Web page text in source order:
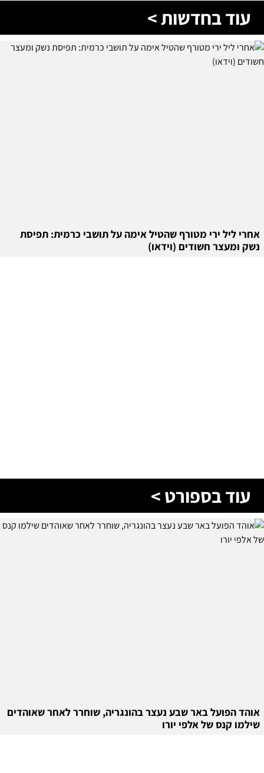
עוד בחדשות >
אחרי ליל ירי מטורף שהטיל אימה על תושבי כרמית: תפיסת
נשק ומעצר חשודים (וידאו)
עוד בספורט >
אוהד הפועל באר שבע נעצר בהונגריה, שוחרר לאחר שאוהדים
שילמו קנס של אלפי יורו